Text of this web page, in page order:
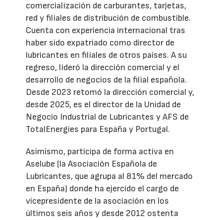
comercialización de carburantes, tarjetas,
red y filiales de distribución de combustible.
Cuenta con experiencia internacional tras
haber sido expatriado como director de
lubricantes en filiales de otros países. A su
regreso, lideró la dirección comercial y el
desarrollo de negocios de la filial española.
Desde 2023 retomó la dirección comercial y,
desde 2025, es el director de la Unidad de
Negocio Industrial de Lubricantes y AFS de
TotalEnergies para España y Portugal.
Asimismo, participa de forma activa en
Aselube (la Asociación Española de
Lubricantes, que agrupa al 81% del mercado
en España) donde ha ejercido el cargo de
vicepresidente de la asociación en los
últimos seis años y desde 2012 ostenta